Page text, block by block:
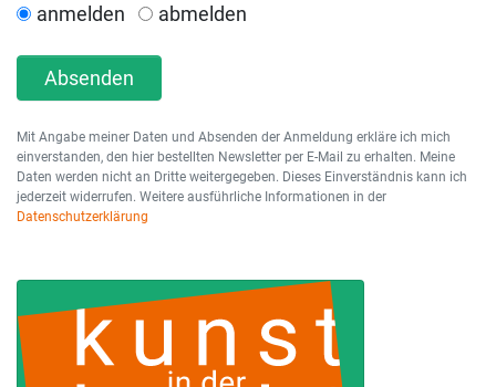
anmelden abmelden
Absenden
Mit Angabe meiner Daten und Absenden der Anmeldung erkläre ich mich
einverstanden, den hier bestellten Newsletter per E-Mail zu erhalten. Meine
Daten werden nicht an Dritte weitergegeben. Dieses Einverständnis kann ich
jederzeit widerrufen. Weitere ausführliche Informationen in der
Datenschutzerklärung